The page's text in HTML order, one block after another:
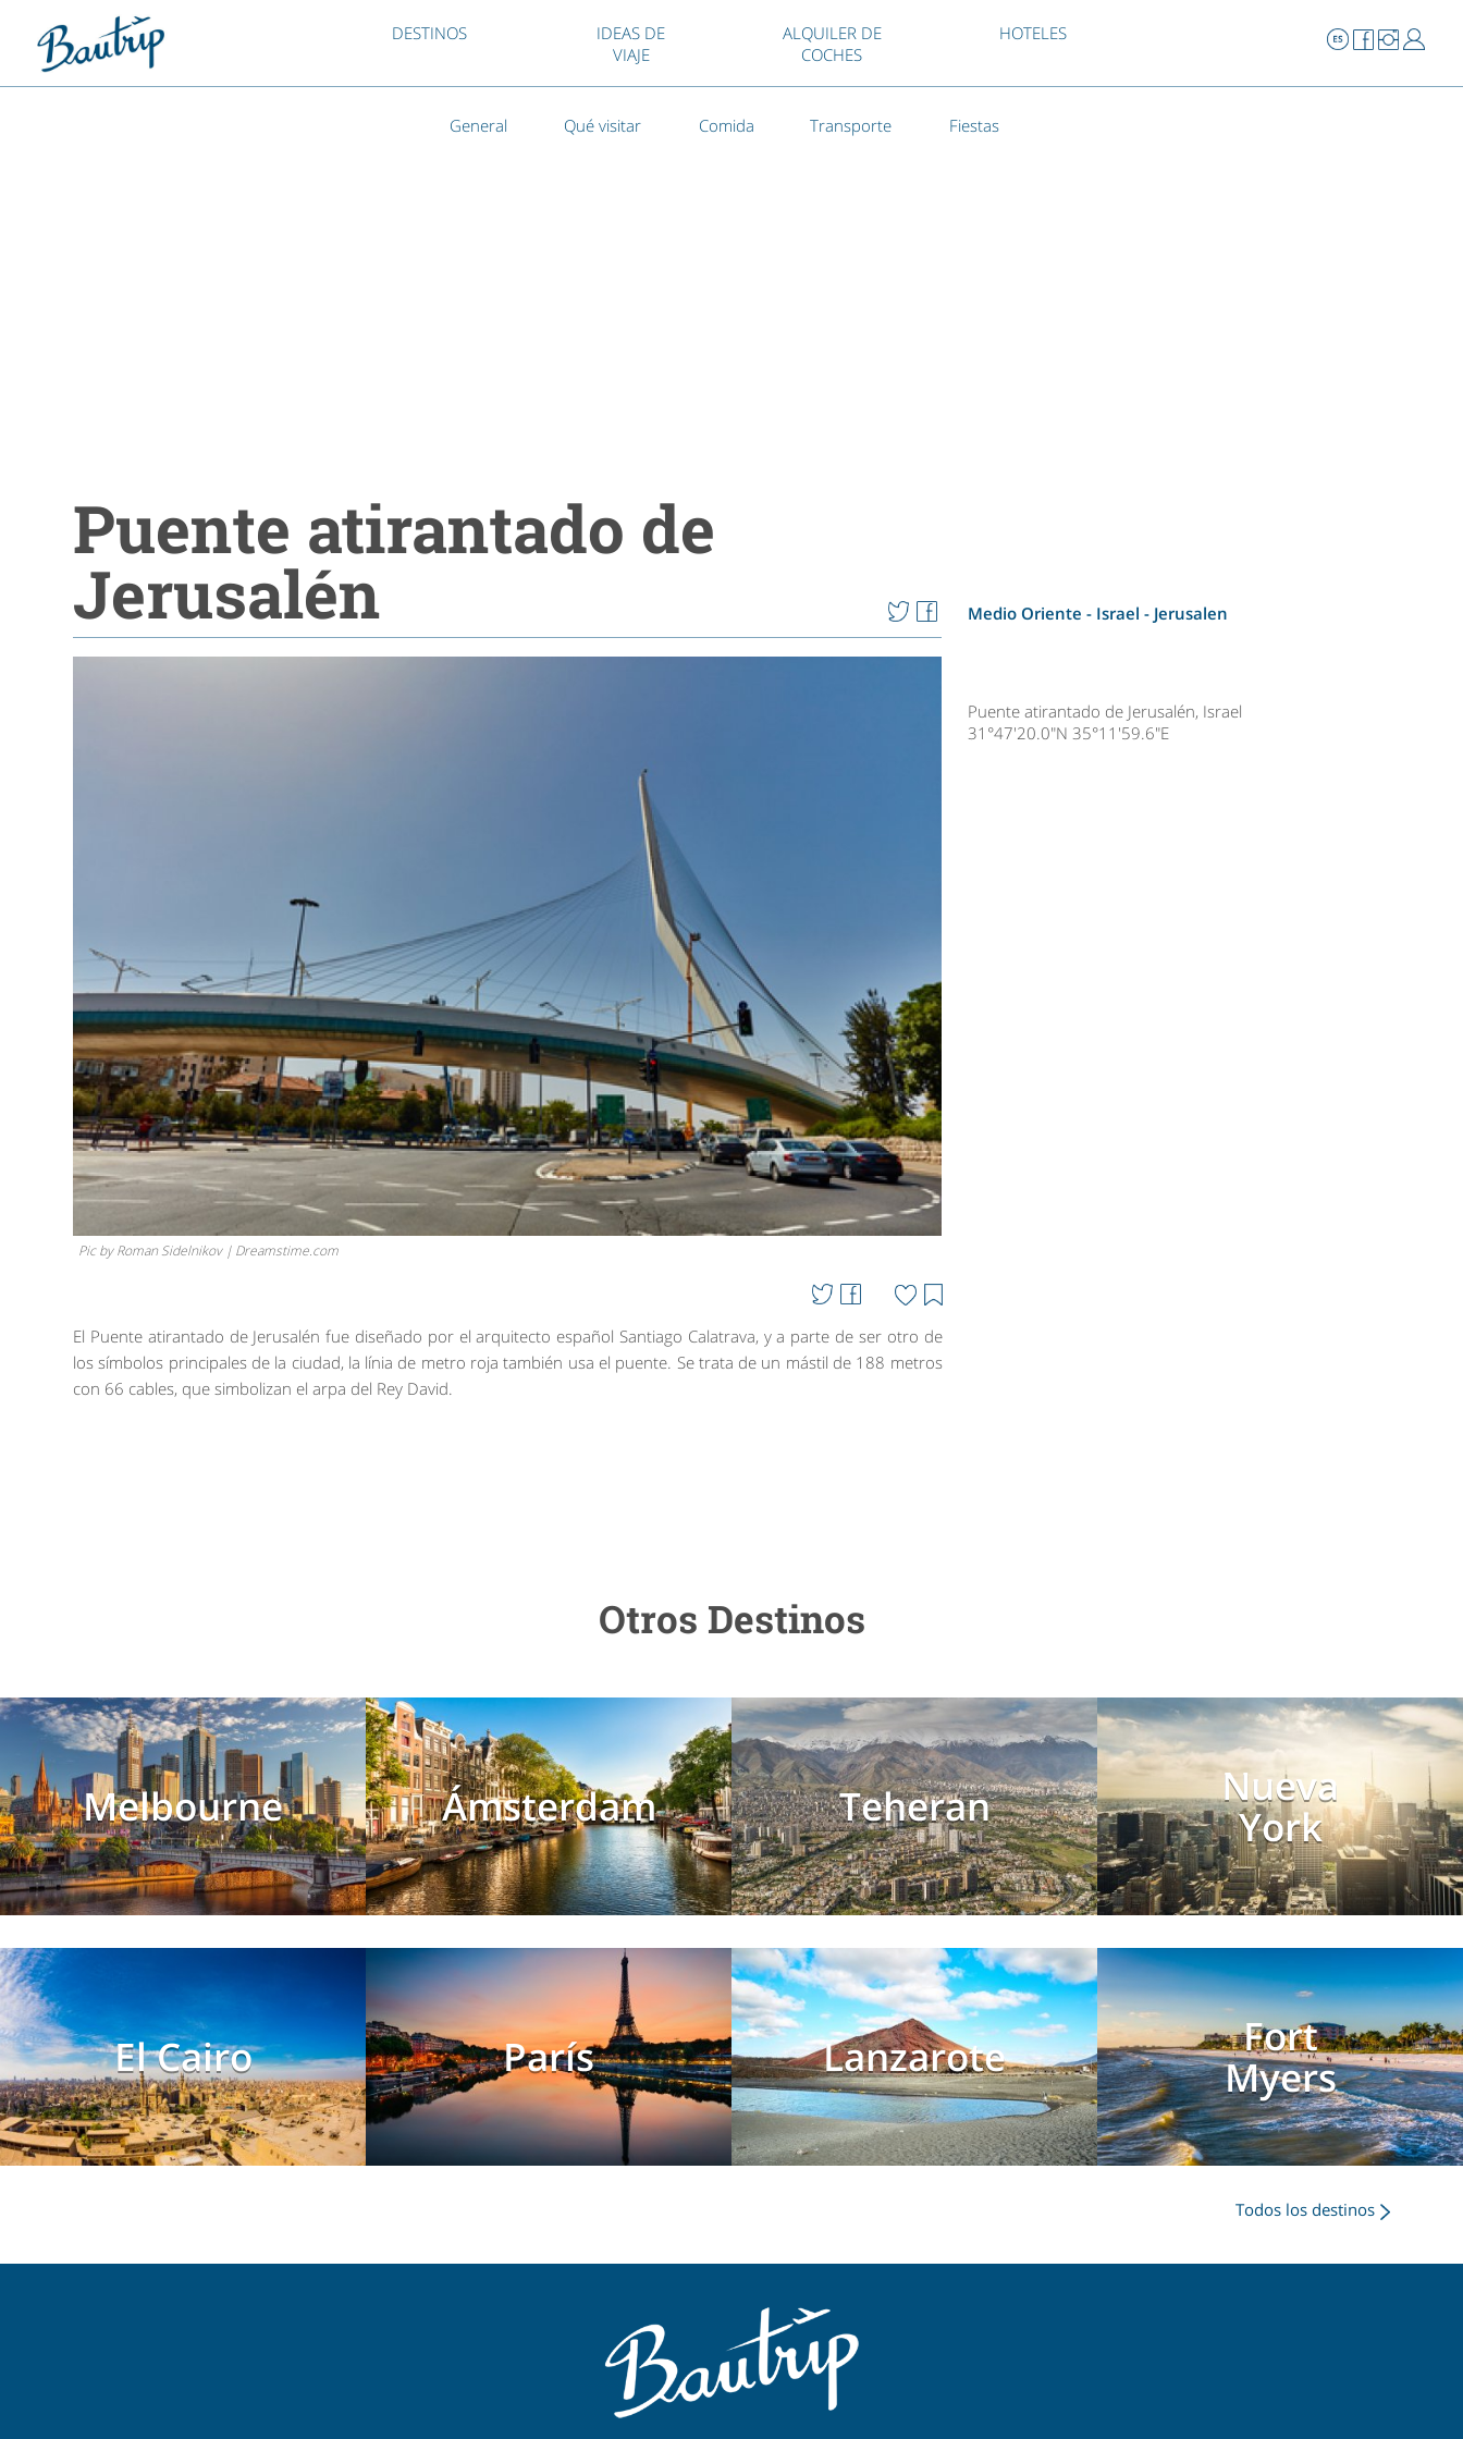
DESTINOS
IDEAS DE
VIAJE
ALQUILER DE
COCHES
HOTELES
General Qué visitar Comida Transporte Fiestas
Puente atirantado de
Jerusalén
Pic by Roman Sidelnikov | Dreamstime.com
Medio Oriente - Israel - Jerusalen
Puente atirantado de Jerusalén, Israel
31°47'20.0"N 35°11'59.6"E
El Puente atirantado de Jerusalén fue diseñado por el arquitecto español Santiago Calatrava, y a parte de ser otro de
los símbolos principales de la ciudad, la línia de metro roja también usa el puente. Se trata de un mástil de 188 metros
con 66 cables, que simbolizan el arpa del Rey David.
Otros Destinos
Melbourne Ámsterdam Teheran
Nueva
York
El Cairo París Lanzarote
Fort
Myers
Todos los destinos